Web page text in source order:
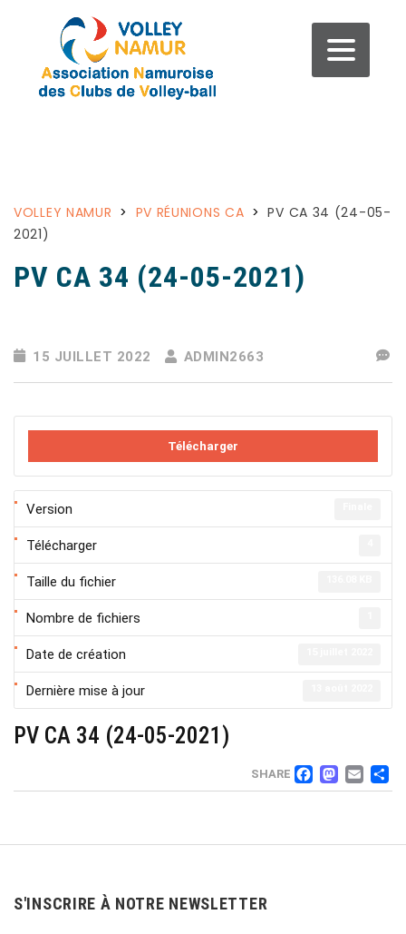
VOLLEY NAMUR > PV RÉUNIONS CA > PV CA 34 (24-05-
2021)
PV CA 34 (24-05-2021)
15 JUILLET 2022 ADMIN2663
Télécharger
Version
Télécharger
Taille du fichier
Nombre de fichiers
Date de création
Dernière mise à jour
PV CA 34 (24-05-2021)
SHARE
S'INSCRIRE À NOTRE NEWSLETTER